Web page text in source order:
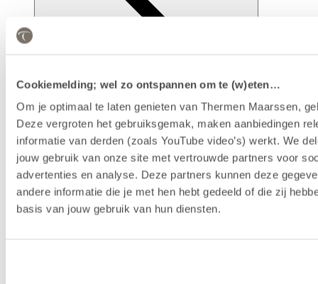
Cookiemelding; wel zo ontspannen om te (w)eten…
Om je optimaal te laten genieten van Thermen Maarssen,
Deze vergroten het gebruiksgemak, maken aanbiedingen
informatie van derden (zoals YouTube video’s) werkt. We
jouw gebruik van onze site met vertrouwde partners voor
advertenties en analyse. Deze partners kunnen deze
andere informatie die je met hen hebt gedeeld of die zij
basis van jouw gebruik van hun diensten.
Faciliteiten